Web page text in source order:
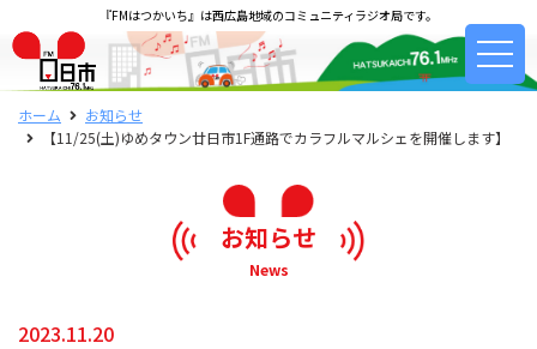
『FMはつかいち』は西広島地域のコミュニティラジオ局です。
ホーム
お知らせ
【11/25(土)ゆめタウン廿日市1F通路でカラフルマルシェを開催します】
お知らせ
News
2023.11.20